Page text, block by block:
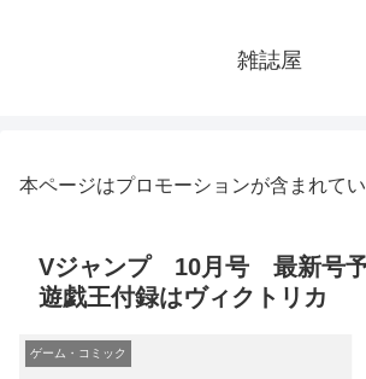
雑誌屋
本ページはプロモーションが含まれて
Vジャンプ 10月号 最新号
遊戯王付録はヴィクトリカ
ゲーム・コミック